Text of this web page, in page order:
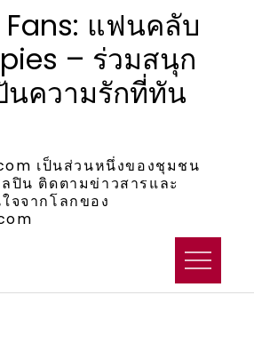
Fans: แฟนคลับ
– ร่วมสนุก
นความรักที่ทัน
เป็นส่วนหนึ่งของชุมชน
ปิน ติดตามข่าวสารและ
จจากโลกของ